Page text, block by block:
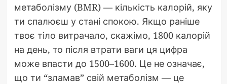
метаболізму (BMR) — кількість калорій, яку
ти спалюєш у стані спокою. Якщо раніше
твоє тіло витрачало, скажімо, 1800 калорій
на день, то після втрати ваги ця цифра
може впасти до 1500–1600. Це не означає,
що ти “зламав” свій метаболізм — це